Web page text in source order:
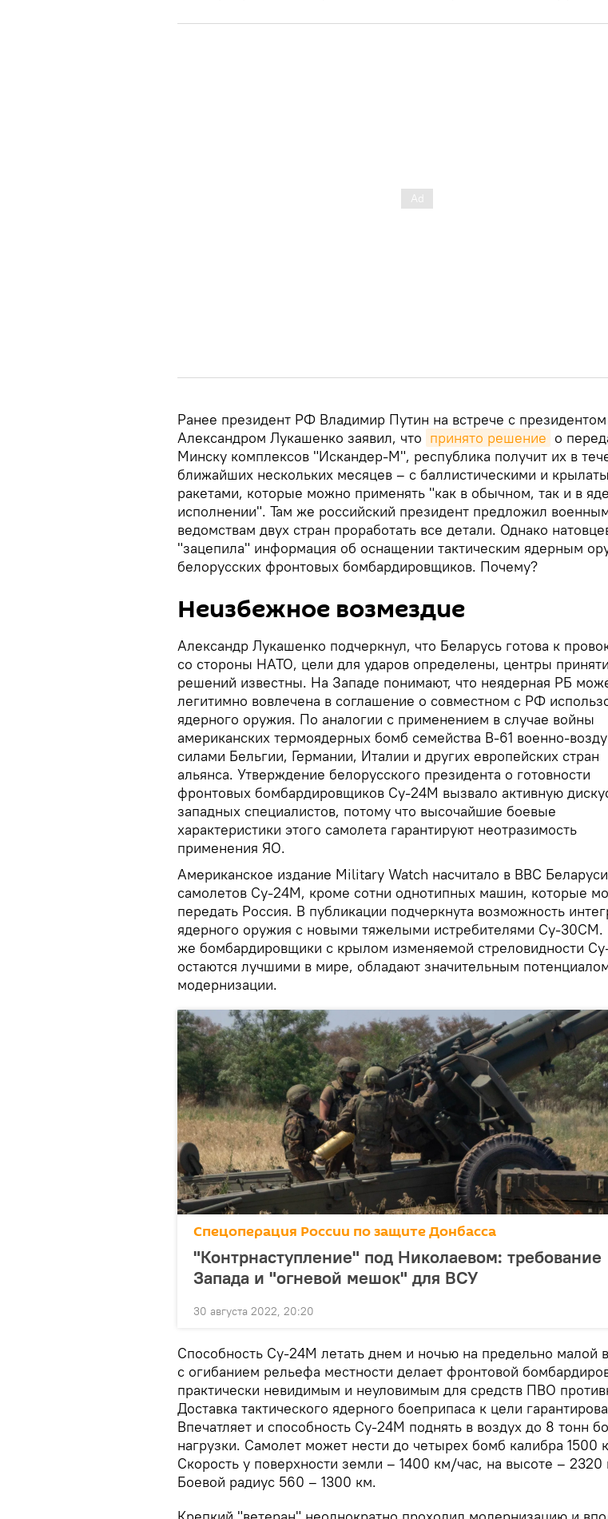
Ранее президент РФ Владимир Путин на встрече с
Александром Лукашенко заявил, что принято решение о
Минску комплексов "Искандер-М", республика получит их в
ближайших нескольких месяцев – с баллистическими и
ракетами, которые можно применять "как в обычном, так и в
исполнении". Там же российский президент предложил
ведомствам двух стран проработать все детали. Однако
"зацепила" информация об оснащении тактическим ядерным
белорусских фронтовых бомбардировщиков. Почему?
Неизбежное возмездие
Александр Лукашенко подчеркнул, что Беларусь готова к
со стороны НАТО, цели для ударов определены, центры
решений известны. На Западе понимают, что неядерная РБ
легитимно вовлечена в соглашение о совместном с РФ
ядерного оружия. По аналогии с применением в случае войны
американских термоядерных бомб семейства B-61 военно-
силами Бельгии, Германии, Италии и других европейских стран
альянса. Утверждение белорусского президента о готовности
фронтовых бомбардировщиков Су-24М вызвало активную
западных специалистов, потому что высочайшие боевые
характеристики этого самолета гарантируют неотразимость
применения ЯО.
Американское издание Military Watch насчитало в ВВС
самолетов Су-24М, кроме сотни однотипных машин, которые
передать Россия. В публикации подчеркнута возможность
ядерного оружия с новыми тяжелыми истребителями Су-30СМ.
же бомбардировщики с крылом изменяемой стреловидности
остаются лучшими в мире, обладают значительным
модернизации.
Спецоперация России по защите Донбасса
"Контрнаступление" под Николаевом: требование
Запада и "огневой мешок" для ВСУ
30 августа 2022, 20:20
Способность Су-24М летать днем и ночью на предельно малой
с огибанием рельефа местности делает фронтовой
практически невидимым и неуловимым для средств ПВО
Доставка тактического ядерного боеприпаса к цели
Впечатляет и способность Су-24М поднять в воздух до 8 тонн
нагрузки. Самолет может нести до четырех бомб калибра 1500
Скорость у поверхности земли – 1400 км/час, на высоте – 2320
Боевой радиус 560 – 1300 км.